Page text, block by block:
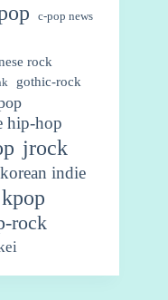
c-pop news
rock
gothic-rock
hip-hop
jrock
korean indie
kpop
rock